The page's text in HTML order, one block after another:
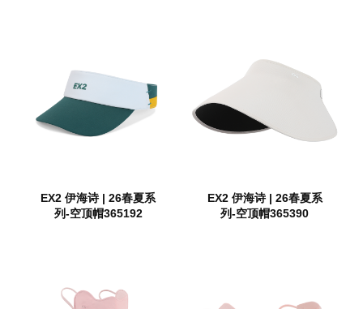
EX2 伊海诗 | 26春夏系
列-空顶帽365192
EX2 伊海诗 | 26春夏系
列-空顶帽365390